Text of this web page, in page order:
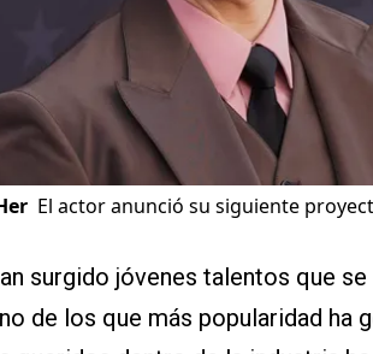
El actor anunció su siguiente
surgido jóvenes talentos que se
de los que más popularidad ha